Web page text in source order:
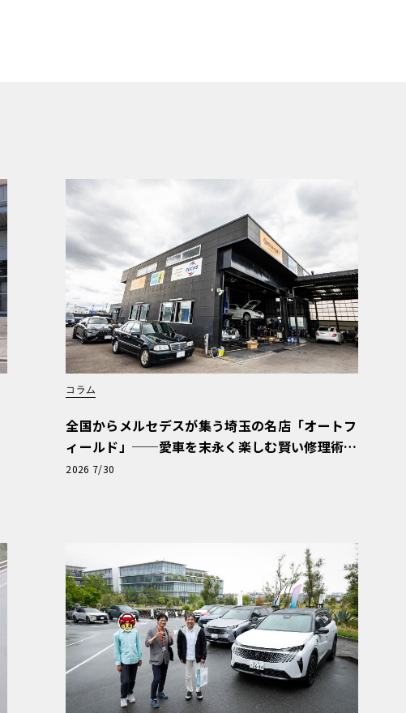
コラム
全国からメルセデスが集う埼玉の名店「オートフ
ィールド」──愛車を末永く楽しむ賢い修理術
と、プロがフックス製オイルを選ぶ理由〈PR〉
2026 7/30